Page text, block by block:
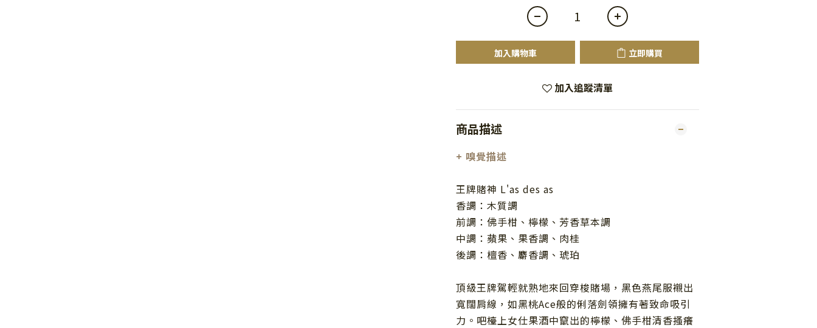
加入購物車 立即購買
加入追蹤清單
商品描述
+ 嗅覺描述
王牌賭神 L'as des as
香調：木質調
前調：佛手柑、檸檬、芳香草本調
中調：蘋果、果香調、肉桂
後調：檀香、麝香調、琥珀
頂級王牌駕輕就熟地來回穿梭賭場，黑色燕尾服襯出
寬闊肩線，如黑桃Ace般的俐落劍領擁有著致命吸引
力。吧檯上女仕果酒中竄出的檸檬、佛手柑清香搔癢